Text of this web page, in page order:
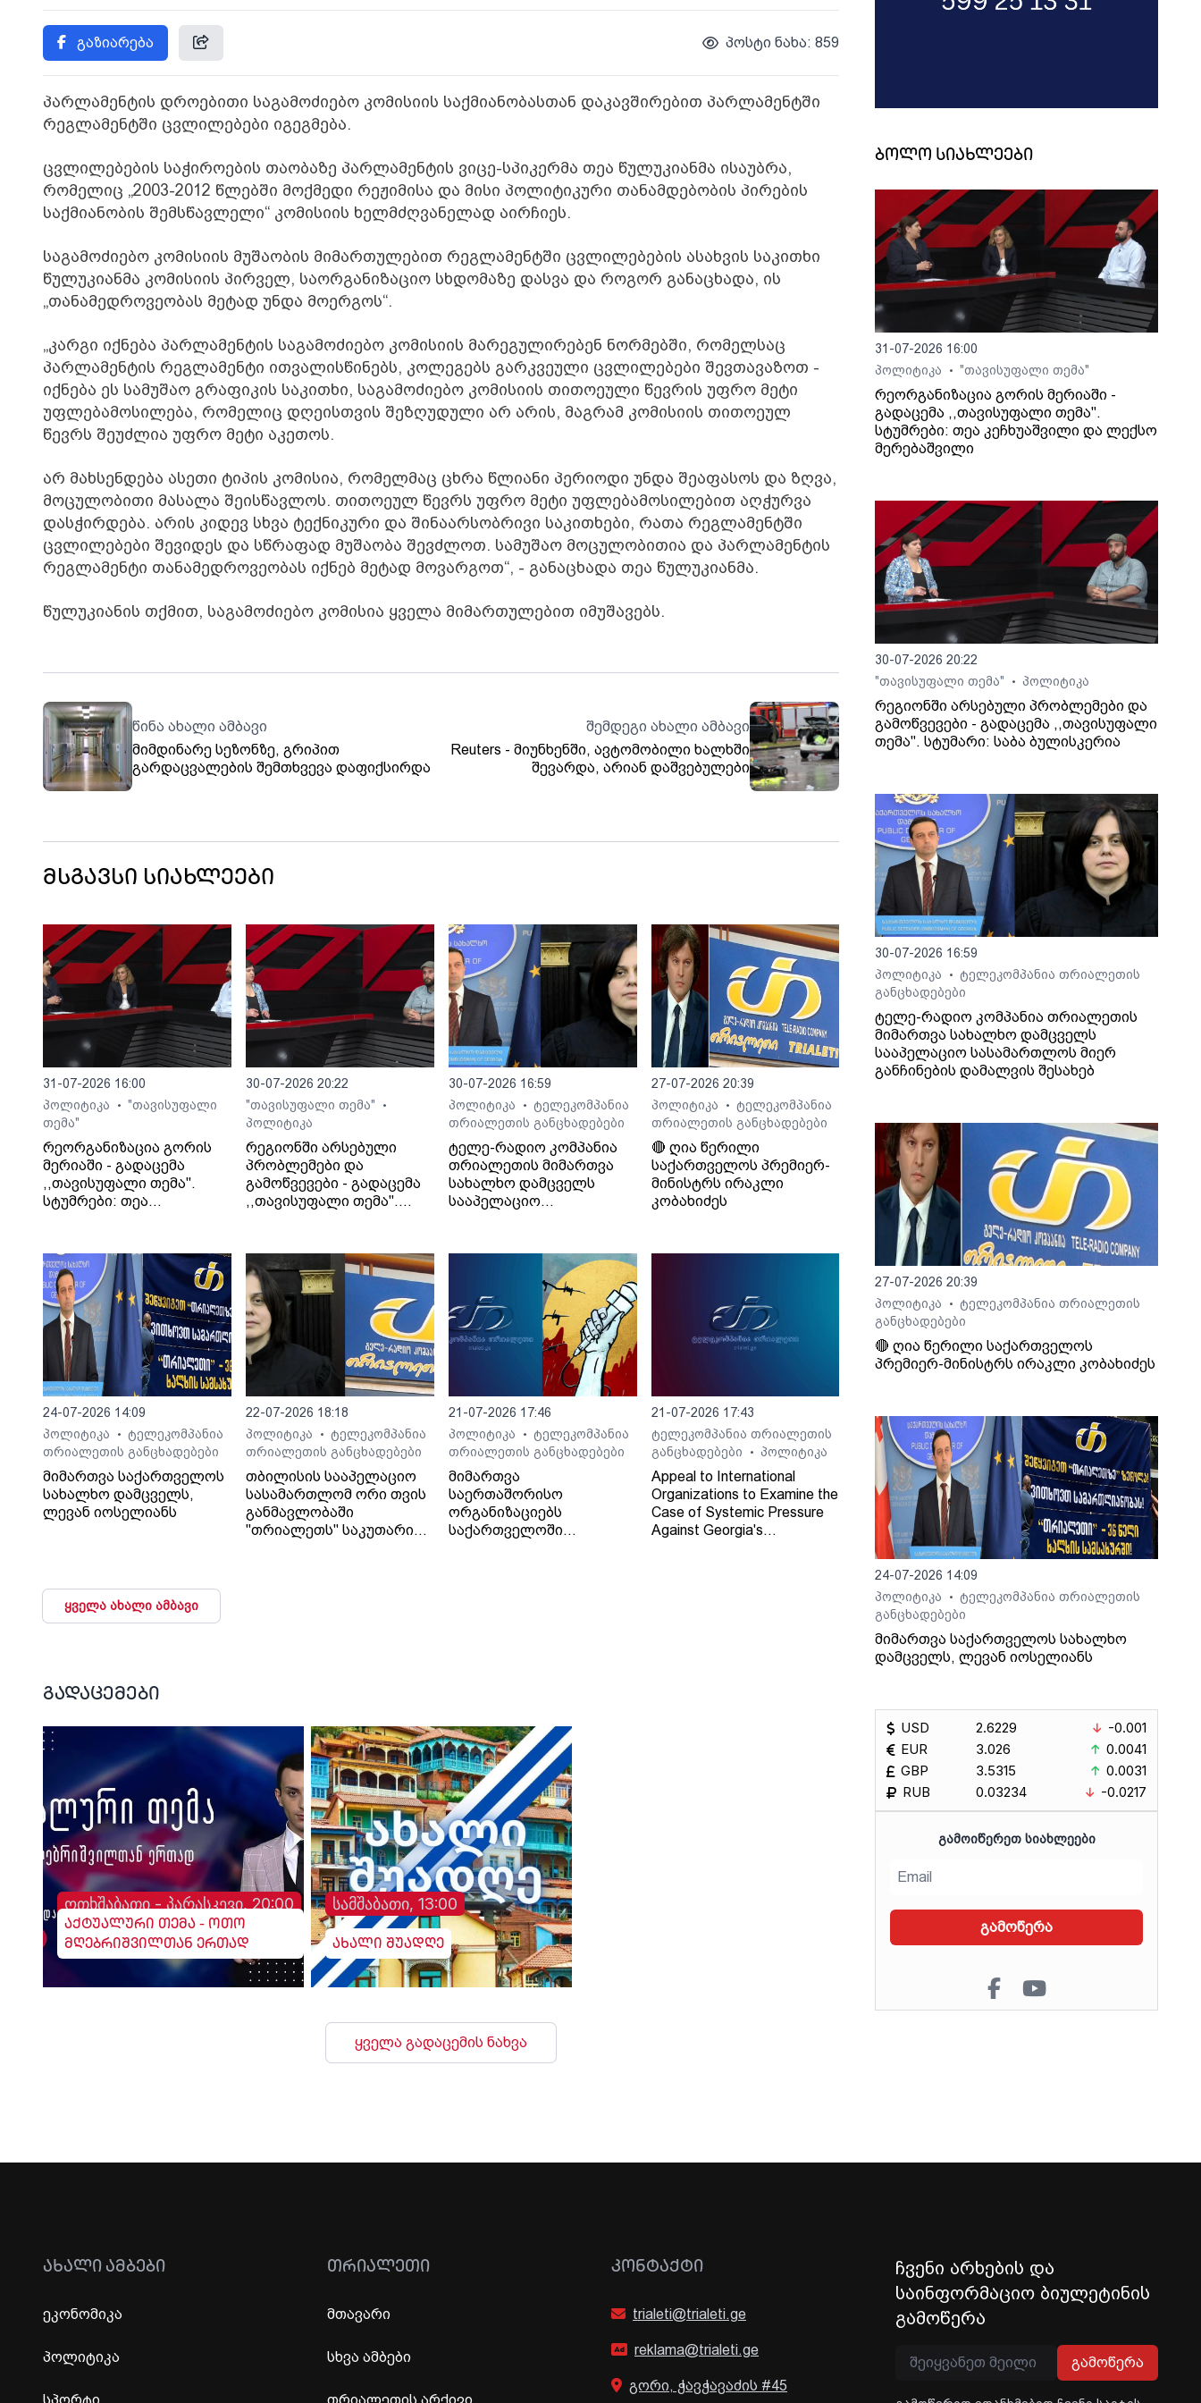
გაზიარება პოსტი ნახა: 859
პარლამენტის დროებითი საგამოძიებო კომისიის საქმიანობასთან დაკავშირებით პარლამენტში
რეგლამენტში ცვლილებები იგეგმება.
ცვლილებების საჭიროების თაობაზე პარლამენტის ვიცე-სპიკერმა თეა წულუკიანმა ისაუბრა,
რომელიც „2003-2012 წლებში მოქმედი რეჟიმისა და მისი პოლიტიკური თანამდებობის პირების
საქმიანობის შემსწავლელი“ კომისიის ხელმძღვანელად აირჩიეს.
საგამოძიებო კომისიის მუშაობის მიმართულებით რეგლამენტში ცვლილებების ასახვის საკითხი
წულუკიანმა კომისიის პირველ, საორგანიზაციო სხდომაზე დასვა და როგორ განაცხადა, ის
„თანამედროვეობას მეტად უნდა მოერგოს“.
„კარგი იქნება პარლამენტის საგამოძიებო კომისიის მარეგულირებენ ნორმებში, რომელსაც
პარლამენტის რეგლამენტი ითვალისწინებს, კოლეგებს გარკვეული ცვლილებები შევთავაზოთ -
იქნება ეს სამუშაო გრაფიკის საკითხი, საგამოძიებო კომისიის თითოეული წევრის უფრო მეტი
უფლებამოსილება, რომელიც დღეისთვის შეზღუდული არ არის, მაგრამ კომისიის თითოეულ
წევრს შეუძლია უფრო მეტი აკეთოს.
არ მახსენდება ასეთი ტიპის კომისია, რომელმაც ცხრა წლიანი პერიოდი უნდა შეაფასოს და ზღვა,
მოცულობითი მასალა შეისწავლოს. თითოეულ წევრს უფრო მეტი უფლებამოსილებით აღჭურვა
დასჭირდება. არის კიდევ სხვა ტექნიკური და შინაარსობრივი საკითხები, რათა რეგლამენტში
ცვლილებები შევიდეს და სწრაფად მუშაობა შევძლოთ. სამუშაო მოცულობითია და პარლამენტის
რეგლამენტი თანამედროვეობას იქნებ მეტად მოვარგოთ“, - განაცხადა თეა წულუკიანმა.
წულუკიანის თქმით, საგამოძიებო კომისია ყველა მიმართულებით იმუშავებს.
წინა ახალი ამბავი
მიმდინარე სეზონზე, გრიპით
გარდაცვალების შემთხვევა დაფიქსირდა
შემდეგი ახალი ამბავი
Reuters - მიუნხენში, ავტომობილი ხალხში
შევარდა, არიან დაშვებულები
მსგავსი სიახლეები
31-07-2026 16:00
პოლიტიკა
• "თავისუფალი
თემა"
რეორგანიზაცია გორის
მერიაში - გადაცემა
,,თავისუფალი თემა".
სტუმრები: თეა
30-07-2026 20:22
"თავისუფალი თემა"
•
პოლიტიკა
რეგიონში არსებული
პრობლემები და
გამოწვევები - გადაცემა
,,თავისუფალი თემა".
30-07-2026 16:59
პოლიტიკა
• ტელეკომპანია
თრიალეთის განცხადებები
ტელე-რადიო კომპანია
თრიალეთის მიმართვა
სახალხო დამცველს
სააპელაციო
შესახებ
27-07-2026 20:39
პოლიტიკა
• ტელეკომპანია
თრიალეთის განცხადებები
🔴 ღია წერილი
საქართველოს პრემიერ-
მინისტრს ირაკლი
კობახიძეს
24-07-2026 14:09
პოლიტიკა
• ტელეკომპანია
თრიალეთის განცხადებები
მიმართვა საქართველოს
სახალხო დამცველს,
ლევან იოსელიანს
22-07-2026 18:18
პოლიტიკა
• ტელეკომპანია
თრიალეთის განცხადებები
თბილისის სააპელაციო
სასამართლომ ორი თვის
განმავლობაში
"თრიალეთს" საკუთარი
21-07-2026 17:46
პოლიტიკა
• ტელეკომპანია
თრიალეთის განცხადებები
მიმართვა
საერთაშორისო
ორგანიზაციებს
საქართველოში
21-07-2026 17:43
ტელეკომპანია თრიალეთის
განცხადებები
• პოლიტიკა
Appeal to International
Organizations to Examine the
Case of Systemic Pressure
Against Georgia's
ყველა ახალი ამბავი
გადაცემები
ოთხშაბათი - პარასკევი, 20:00
აქტუალური თემა - ოთო
მღებრიშვილთან ერთად
სამშაბათი, 13:00
ახალი შუადღე
ყველა გადაცემის ნახვა
ბოლო სიახლეები
31-07-2026 16:00
პოლიტიკა
• "თავისუფალი თემა"
რეორგანიზაცია გორის მერიაში -
გადაცემა ,,თავისუფალი თემა".
სტუმრები: თეა კეჩხუაშვილი და ლექსო
მერებაშვილი
30-07-2026 20:22
"თავისუფალი თემა"
• პოლიტიკა
რეგიონში არსებული პრობლემები და
გამოწვევები - გადაცემა ,,თავისუფალი
თემა". სტუმარი: საბა ბულისკერია
30-07-2026 16:59
პოლიტიკა
•
ტელეკომპანია თრიალეთის
განცხადებები
ტელე-რადიო კომპანია თრიალეთის
მიმართვა სახალხო დამცველს
სააპელაციო სასამართლოს მიერ
განჩინების დამალვის შესახებ
27-07-2026 20:39
პოლიტიკა
•
ტელეკომპანია თრიალეთის
განცხადებები
🔴 ღია წერილი საქართველოს
პრემიერ-მინისტრს ირაკლი კობახიძეს
24-07-2026 14:09
პოლიტიკა
•
ტელეკომპანია თრიალეთის
განცხადებები
მიმართვა საქართველოს სახალხო
დამცველს, ლევან იოსელიანს
USD
EUR
GBP
RUB
2.6229
3.026
3.5315
0.03234
-0.001
0.0041
0.0031
-0.0217
ᲒᲐᲛᲝᲘᲬᲔᲠᲔᲗ ᲡᲘᲐᲮᲚᲔᲔᲑᲘ
გამოწერა
ᲐᲮᲐᲚᲘ ᲐᲛᲑᲔᲑᲘ
ეკონომიკა
პოლიტიკა
ᲗᲠᲘᲐᲚᲔᲗᲘ
მთავარი
სხვა ამბები
ᲙᲝᲜᲢᲐᲥᲢᲘ
trialeti@trialeti.ge
reklama@trialeti.ge
გორი, ჭავჭავაძის #45
ჩვენი არხების და
საინფორმაციო ბიულეტინის
გამოწერა
გამოწერა